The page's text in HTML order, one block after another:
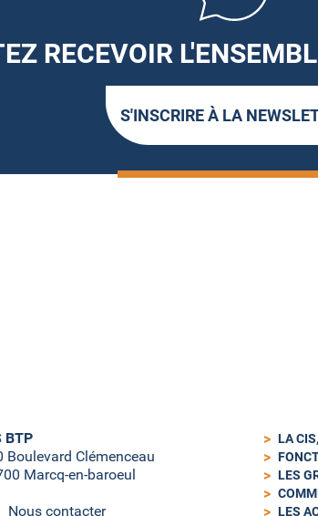
RECEVOIR
S'INSCRIRE À LA
BTP
Boulevard Clémenceau
Marcq-en-baroeul
Nous contacter
LA
LES
LES